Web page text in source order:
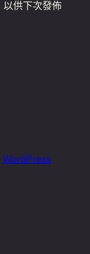
供下次發佈
WordPress